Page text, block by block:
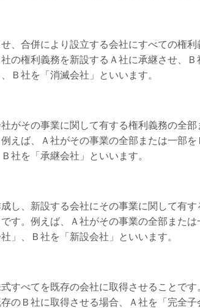
、合併により設立する会社にすべての権利
の権利義務を新設するＡ社に承継させ、Ｂ
Ｂ社を「消滅会社」といいます。
がその事業に関して有する権利義務の全部
えば、Ａ社がその事業の全部または一部を
社を「承継会社」といいます。
し、新設する会社にその事業に関して有す
す。例えば、Ａ社がその事業の全部または
」、Ｂ社を「新設会社」といいます。
すべてを既存の会社に取得させることです
のＢ社に取得させる場合、Ａ社を「完全子